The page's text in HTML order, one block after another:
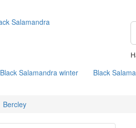
Black Salamandra winter
Black
Bercley